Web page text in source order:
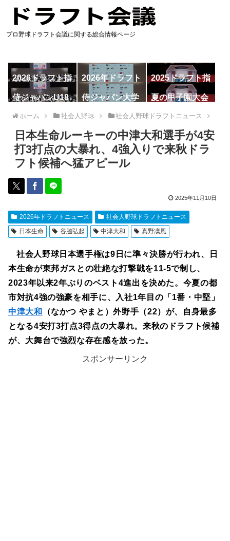
プロ野球ドラフト会議に関する総合情報ページ
2026ドラフト指
名予想
2026年ドラフト
候補
2025ドラフト指
名一覧
侍ジャパンU18
代表
侍ジャパン大学
代表
夏の甲子園大会
ホーム 社会人野球 社会人野球ドラフトニュース
日本生命ルーキーの中津大和選手が4安
打3打点の大暴れ、4強入りで来秋ドラ
フト候補へ猛アピール
2025年11月10日
2026年ドラフトニュース
社会人野球ドラフトニュース
日本生命
谷脇弘起 中津大和 真野凜風
社会人野球日本選手権は9日に準々決勝が行われ、日
本生命が東邦ガスとの壮絶な打撃戦を11-5で制し、
2023年以来2年ぶりのベスト4進出を決めた。今夏の都
市対抗4強の強豪を相手に、入社1年目の「1番・中堅」
中津大和
（なかつ やまと）外野手（22）が、自身最多
となる4安打3打点3得点の大暴れ。来秋のドラフト候補
が、大舞台で強烈な存在感を放った。
スポンサーリンク